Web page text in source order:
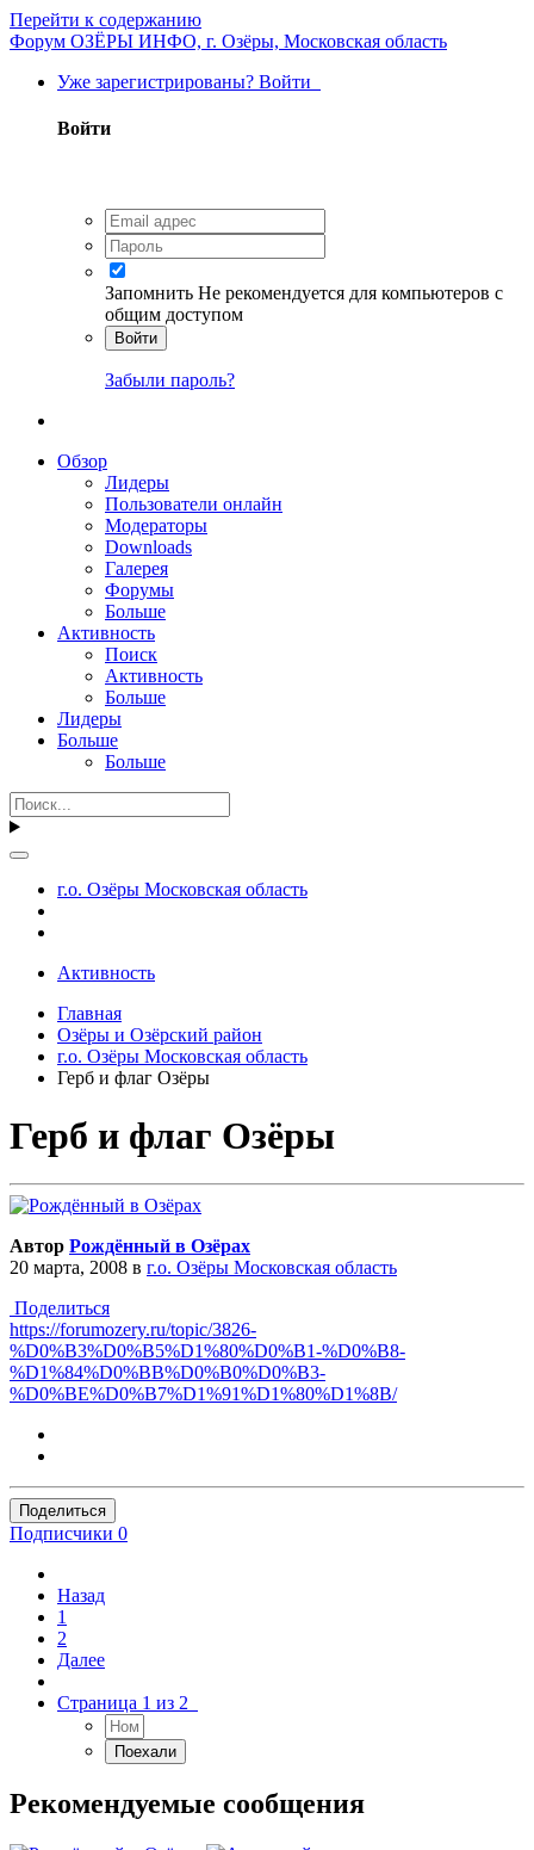
Перейти к содержанию
Форум ОЗЁРЫ ИНФО, г. Озёры, Московская область
Уже зарегистрированы? Войти
Войти
Запомнить Не рекомендуется для компьютеров с
общим доступом
Войти
Забыли пароль?
Обзор
Лидеры
Пользователи онлайн
Модераторы
Downloads
Галерея
Форумы
Больше
Активность
Поиск
Активность
Больше
Лидеры
Больше
Больше
г.о. Озёры Московская область
Активность
Главная
Озёры и Озёрский район
г.о. Озёры Московская область
Герб и флаг Озёры
Герб и флаг Озёры
Автор Рождённый в Озёрах
20 марта, 2008 в г.о. Озёры Московская область
Поделиться
https://forumozery.ru/topic/3826-
%D0%B3%D0%B5%D1%80%D0%B1-%D0%B8-
%D1%84%D0%BB%D0%B0%D0%B3-
%D0%BE%D0%B7%D1%91%D1%80%D1%8B/
Поделиться
Подписчики 0
Назад
1
2
Далее
Страница 1 из 2
Рекомендуемые сообщения